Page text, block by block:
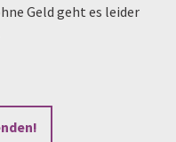
Geld geht es leider